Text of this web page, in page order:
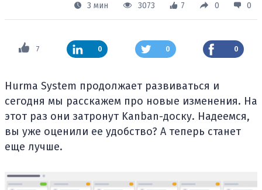
3 мин
3073 7 0 0
7 0 0 0
Hurma System продолжает развиваться и
сегодня мы расскажем про новые изменения. На
этот раз они затронут Kanban-доску. Надеемся,
вы уже оценили ее удобство? А теперь станет
еще лучше.